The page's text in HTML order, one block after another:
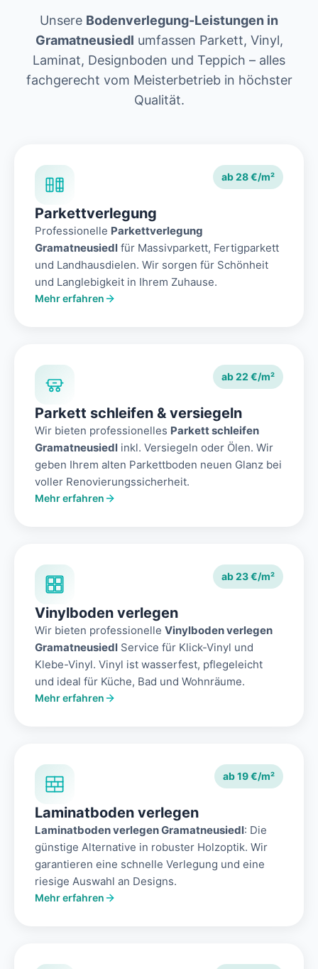
Unsere Bodenverlegung-Leistungen in
Gramatneusiedl umfassen Parkett, Vinyl,
Laminat, Designboden und Teppich – alles
fachgerecht vom Meisterbetrieb in höchster
Qualität.
ab 28 €/m²
Parkettverlegung
Professionelle Parkettverlegung
Gramatneusiedl für Massivparkett, Fertigparkett
und Landhausdielen. Wir sorgen für Schönheit
und Langlebigkeit in Ihrem Zuhause.
Mehr erfahren
ab 22 €/m²
Parkett schleifen & versiegeln
Wir bieten professionelles Parkett schleifen
Gramatneusiedl inkl. Versiegeln oder Ölen. Wir
geben Ihrem alten Parkettboden neuen Glanz bei
voller Renovierungssicherheit.
Mehr erfahren
ab 23 €/m²
Vinylboden verlegen
Wir bieten professionelle Vinylboden verlegen
Gramatneusiedl Service für Klick-Vinyl und
Klebe-Vinyl. Vinyl ist wasserfest, pflegeleicht
und ideal für Küche, Bad und Wohnräume.
Mehr erfahren
ab 19 €/m²
Laminatboden verlegen
Laminatboden verlegen Gramatneusiedl: Die
günstige Alternative in robuster Holzoptik. Wir
garantieren eine schnelle Verlegung und eine
riesige Auswahl an Designs.
Mehr erfahren